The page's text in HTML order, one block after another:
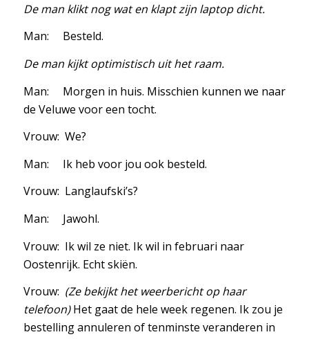
De man klikt nog wat en klapt zijn laptop dicht.
Man: Besteld.
De man kijkt optimistisch uit het raam.
Man: Morgen in huis. Misschien kunnen we naar
de Veluwe voor een tocht.
Vrouw: We?
Man: Ik heb voor jou ook besteld.
Vrouw: Langlaufski’s?
Man: Jawohl.
Vrouw: Ik wil ze niet. Ik wil in februari naar
Oostenrijk. Echt skiën.
Vrouw: (Ze bekijkt het weerbericht op haar
telefoon)Het gaat de hele week regenen. Ik zou je
bestelling annuleren of tenminste veranderen in